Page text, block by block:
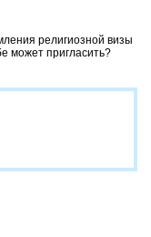
религиозной визы
может пригласить?